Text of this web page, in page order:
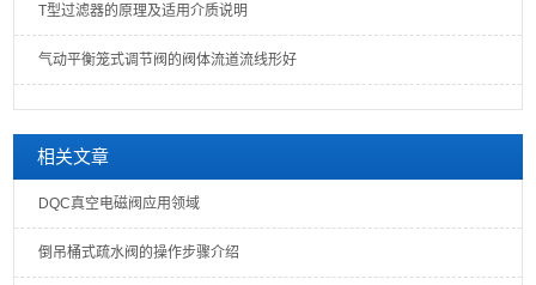
T型过滤器的原理及适用介质说明
气动平衡笼式调节阀的阀体流道流线形好
相关文章
DQC真空电磁阀应用领域
倒吊桶式疏水阀的操作步骤介绍